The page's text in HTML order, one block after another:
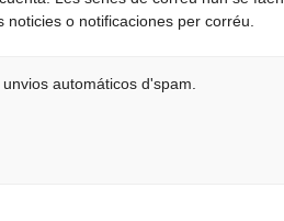
o notificaciones per corréu.
automáticos d'spam.